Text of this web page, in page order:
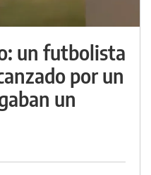
un futbolista
por un
un